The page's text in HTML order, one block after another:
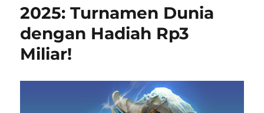
2025: Turnamen Dunia
dengan Hadiah Rp3
Miliar!